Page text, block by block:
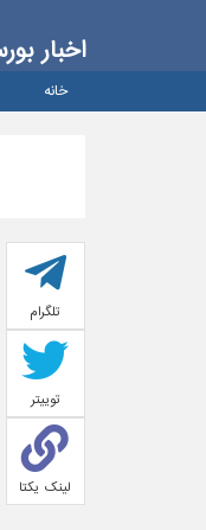
اخبار
خانه
تلگرام
توییتر
لینک یکتا